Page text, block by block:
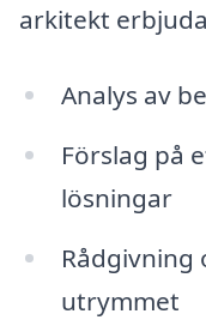
arkitekt
Analys av
Förslag på
lösningar
Rådgivning
utrymmet